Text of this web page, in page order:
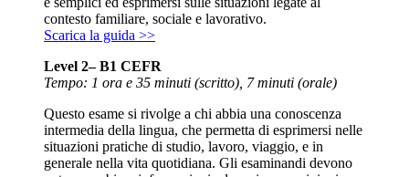
contesto familiare, sociale e lavorativo.
Scarica la guida >>
Level 2– B1 CEFR
Tempo: 1 ora e 35 minuti (scritto), 7 minuti (orale)
Questo esame si rivolge a chi abbia una conoscenza
intermedia della lingua, che permetta di esprimersi nelle
situazioni pratiche di studio, lavoro, viaggio, e in
generale nella vita quotidiana. Gli esaminandi devono